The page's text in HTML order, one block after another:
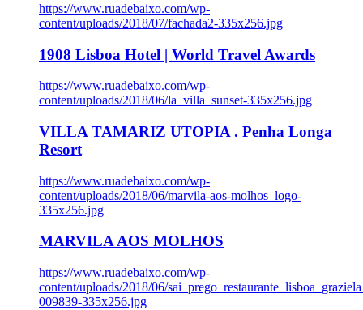
https://www.ruadebaixo.com/wp-
content/uploads/2018/07/fachada2-335x256.jpg
1908 Lisboa Hotel | World Travel Awards
https://www.ruadebaixo.com/wp-
content/uploads/2018/06/la_villa_sunset-335x256.jpg
VILLA TAMARIZ UTOPIA . Penha Longa
Resort
https://www.ruadebaixo.com/wp-
content/uploads/2018/06/marvila-aos-molhos_logo-
335x256.jpg
MARVILA AOS MOLHOS
https://www.ruadebaixo.com/wp-
content/uploads/2018/06/
009839-335x256.jpg